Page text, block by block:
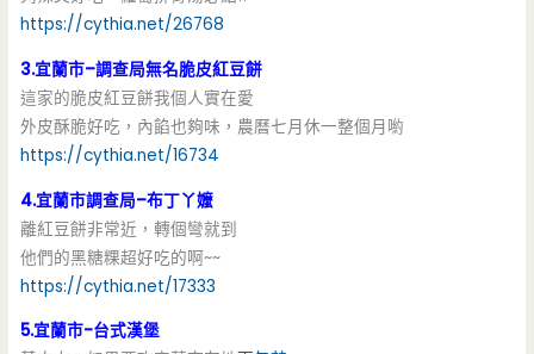
https://cythia.net/26768
3.宜蘭市–調查局無名脆皮紅豆餅
這家的脆皮紅豆餅我個人實在愛
外皮酥脆好吃，內餡也夠味，農曆七月休一整個月喲
https://cythia.net/16734
4.宜蘭市調查局–布丁丫嬤
離紅豆餅非常近，轉個彎就到
他們的黑糖粿超好吃的啊~~
https://cythia.net/17333
5.宜蘭市-台式漢堡